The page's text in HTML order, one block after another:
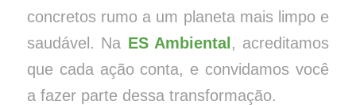
concretos rumo a um planeta mais limpo e
saudável. Na ES Ambiental , acreditamos
que cada ação conta, e convidamos você
a fazer parte dessa transformação.